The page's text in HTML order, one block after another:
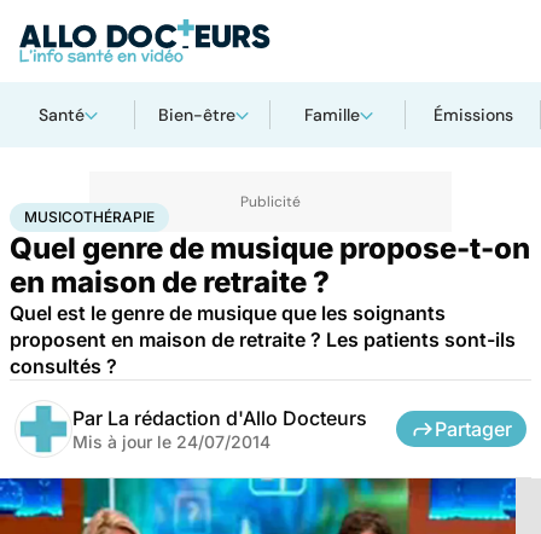
Santé Bien-être Famille Émissions
AccueilBien-êtreMusicothérapie
MUSICOTHÉRAPIE
Quel genre de musique propose-t-on
en maison de retraite ?
Quel est le genre de musique que les soignants
proposent en maison de retraite ? Les patients sont-ils
consultés ?
Par La rédaction d'Allo Docteurs
Mis à jour le 24/07/2014
Partager